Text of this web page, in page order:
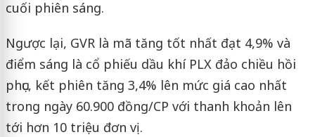
cuối phiên sáng.
Ngược lại, GVR là mã tăng tốt nhất đạt 4,9% và
điểm sáng là cổ phiếu dầu khí PLX đảo chiều hồi
phục, kết phiên tăng 3,4% lên mức giá cao nhất
trong ngày 60.900 đồng/CP với thanh khoản lên
tới hơn 10 triệu đơn vị.